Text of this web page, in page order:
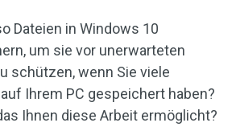
Dateien in Windows 10
um sie vor unerwarteten
schützen, wenn Sie viele
Ihrem PC gespeichert haben?
Ihnen diese Arbeit ermöglicht?